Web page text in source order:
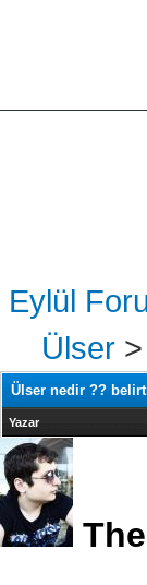
Eylül
Ülser >
Ülser nedir ??
Yazar